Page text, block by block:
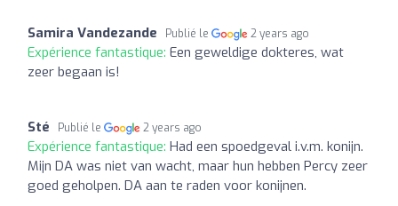
Samira Vandezande Publié le 2 years ago
Expérience fantastique: Een geweldige dokteres, wat
zeer begaan is!
Sté Publié le 2 years ago
Expérience fantastique: Had een spoedgeval i.v.m. konijn.
Mijn DA was niet van wacht, maar hun hebben Percy zeer
goed geholpen. DA aan te raden voor konijnen.